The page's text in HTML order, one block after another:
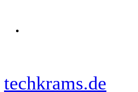
techkrams.de